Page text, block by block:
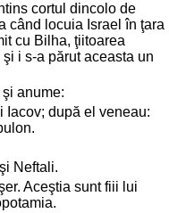
cortul dincolo de
când locuia Israel în ţara
cu Bilha, ţiitoarea
i s-a părut aceasta un
anume:
Iacov; după el veneau:
Neftali.
Aceştia sunt fiii lui